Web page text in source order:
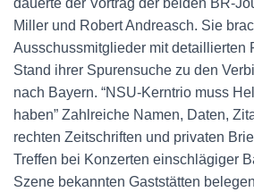
dauerte der Vortrag der beiden BR-
Miller und Robert Andreasch. Sie
Ausschussmitglieder mit detaillierten
Stand ihrer Spurensuche zu den
nach Bayern. “NSU-Kerntrio muss
haben” Zahlreiche Namen, Daten,
rechten Zeitschriften und privaten
Treffen bei Konzerten einschlägiger
Szene bekannten Gaststätten